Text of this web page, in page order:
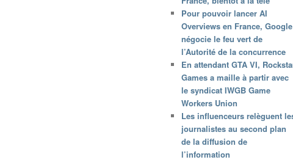
Pour pouvoir lancer AI
Overviews en France, Google
négocie le feu vert de
l’Autorité de la concurrence
En attendant GTA VI,
Games a maille à partir avec
le syndicat IWGB Game
Workers Union
Les influenceurs relèguent
journalistes au second plan
de la diffusion de
l’information